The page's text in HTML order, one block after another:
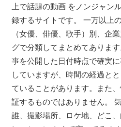
上で話題の動画 をノンジャン
録するサイトです。 一万以上
（女優、俳優、歌手）別、企
グで分類してまとめてありま
事を公開した日付時点で確実
していますが、時間の経過と
ていることがあります。また
証するものではありません。
誰、撮影場所、ロケ地、どこ